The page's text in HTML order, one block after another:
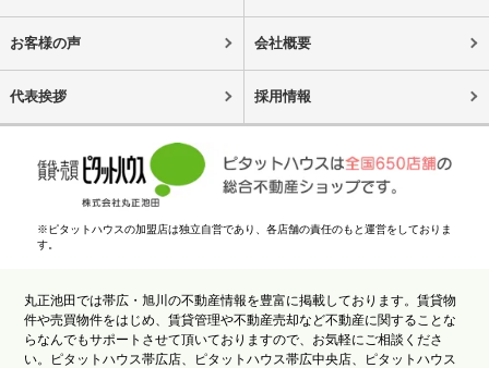
お客様の声 会社概要
代表挨拶 採用情報
※ピタットハウスの加盟店は独立自営であり、各店舗の責任のもと運営をしておりま
す。
丸正池田では帯広・旭川の不動産情報を豊富に掲載しております。賃貸物
件や売買物件をはじめ、賃貸管理や不動産売却など不動産に関することな
らなんでもサポートさせて頂いておりますので、お気軽にご相談くださ
い。ピタットハウス帯広店、ピタットハウス帯広中央店、ピタットハウス